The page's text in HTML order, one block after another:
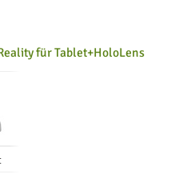
für Tablet+HoloLens